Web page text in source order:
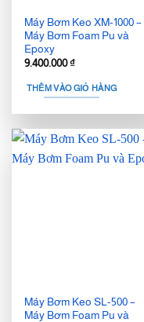
Máy Bơm Keo XM-1000 –
Máy Bơm Foam Pu và
Epoxy
9.400.000₫
THÊM VÀO GIỎ HÀNG
Máy Bơm Keo SL-500 –
Máy Bơm Foam Pu và